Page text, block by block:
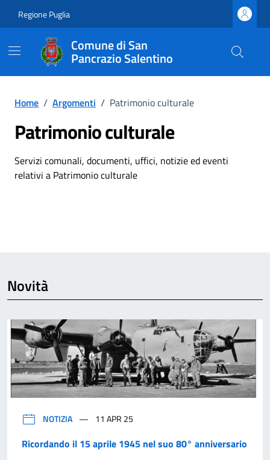
Regione Puglia
Comune di San
Pancrazio Salentino
Home / Argomenti / Patrimonio culturale
Patrimonio culturale
Dettagli dell'argomento
Servizi comunali, documenti, uffici, notizie ed eventi
relativi a Patrimonio culturale
Novità
NOTIZIA 11 APR 25
Ricordando il 15 aprile 1945 nel suo 80° anniversario